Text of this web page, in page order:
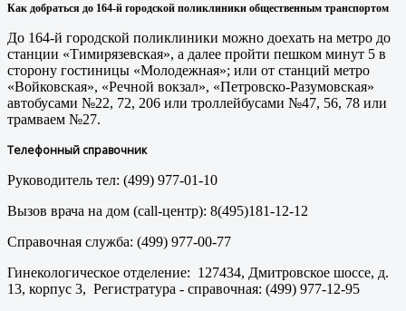
Как добраться до 164-й городской поликлиники общественным транспортом
До 164-й городской поликлиники можно доехать на метро до
станции «Тимирязевская», а далее пройти пешком минут 5 в
сторону гостиницы «Молодежная»; или от станций метро
«Войковская», «Речной вокзал», «Петровско-Разумовская»
автобусами №22, 72, 206 или троллейбусами №47, 56, 78 или
трамваем №27.
Телефонный справочник
Руководитель тел: (499) 977-01-10
Вызов врача на дом (call-центр): 8(495)181-12-12
Справочная служба: (499) 977-00-77
Гинекологическое отделение: 127434, Дмитровское шоссе, д.
13, корпус 3, Регистратура - справочная: (499) 977-12-95